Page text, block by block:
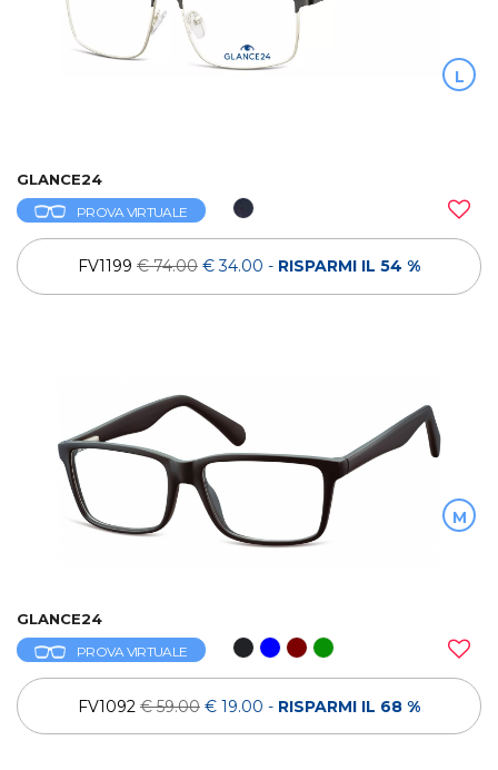
L
GLANCE24
PROVA VIRTUALE
FV1199 € 74.00 € 34.00 - RISPARMI IL 54 %
M
GLANCE24
PROVA VIRTUALE
FV1092 € 59.00 € 19.00 - RISPARMI IL 68 %